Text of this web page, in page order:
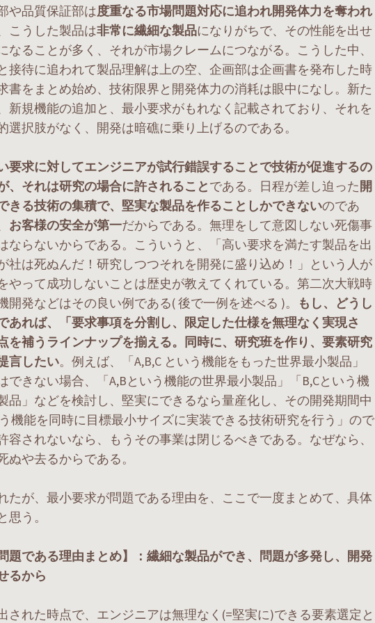
や品質保証部は度重なる市場問題対応に追われ開発体力を奪われ
こうした製品は非常に繊細な製品になりがちで、その性能を出せ
なることが多く、それが市場クレームにつながる。こうした中、
接待に追われて製品理解は上の空、企画部は企画書を発布した時
書をまとめ始め、技術限界と開発体力の消耗は眼中になし。新た
新規機能の追加と、最小要求がもれなく記載されており、それを
選択肢がなく、開発は暗礁に乗り上げるのである。
要求に対してエンジニアが試行錯誤することで技術が促進するの
、それは研究の場合に許されることである。日程が差し迫った開
きる技術の集積で、堅実な製品を作ることしかできないのであ
お客様の安全が第一だからである。無理をして意図しない死傷事
ならないからである。こういうと、「高い要求を満たす製品を出
社は死ぬんだ！研究しつつそれを開発に盛り込め！」という人が
やって成功しないことは歴史が教えてくれている。第二次大戦時
開発などはその良い例である( 後で一例を述べる )。
もし、どうし
あれば、「要求事項を分割し、限定した仕様を無理なく実現さ
を補うラインナップを揃える。同時に、研究班を作り、要素研究
言したい。例えば、「A,B,C という機能をもった世界最小製品」
できない場合、「A,Bという機能の世界最小製品」「B,Cという機
品」などを検討し、堅実にできるなら量産化し、その開発期間中
機能を同時に目標最小サイズに実装できる技術研究を行う」ので
容されないなら、もうその事業は閉じるべきである。なぜなら、
ぬや去るからである。
たが、最小要求が問題である理由を、ここで一度まとめて、具体
思う。
題である理由まとめ】：繊細な製品ができ、問題が多発し、開発
るから
された時点で、エンジニアは無理なく(=堅実に)できる要素選定と